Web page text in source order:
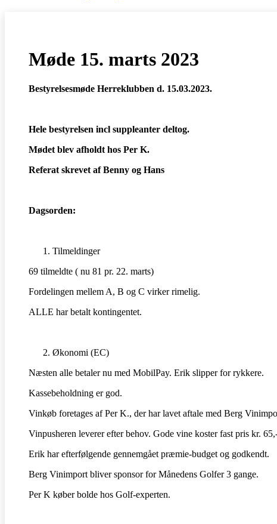
Møde 15. marts 2023
Bestyrelsesmøde Herreklubben d. 15.03.2023.
Hele bestyrelsen incl suppleanter deltog.
Mødet blev afholdt hos Per K.
Referat skrevet af Benny og Hans
Dagsorden:
Tilmeldinger
69 tilmeldte ( nu 81 pr. 22. marts)
Fordelingen mellem A, B og C virker rimelig.
ALLE har betalt kontingentet.
Økonomi (EC)
Næsten alle betaler nu med MobilPay. Erik slipper for rykkere.
Kassebeholdning er god.
Vinkøb foretages af Per K., der har lavet aftale med Berg
Vinpusheren leverer efter behov. Gode vine koster fast pris kr.
Erik har efterfølgende gennemgået præmie-budget og godkendt.
Berg Vinimport bliver sponsor for Månedens Golfer 3 gange.
Per K køber bolde hos Golf-experten.